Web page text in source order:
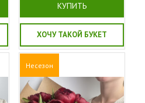
КУПИТЬ
ХОЧУ ТАКОЙ БУКЕТ
Несезон